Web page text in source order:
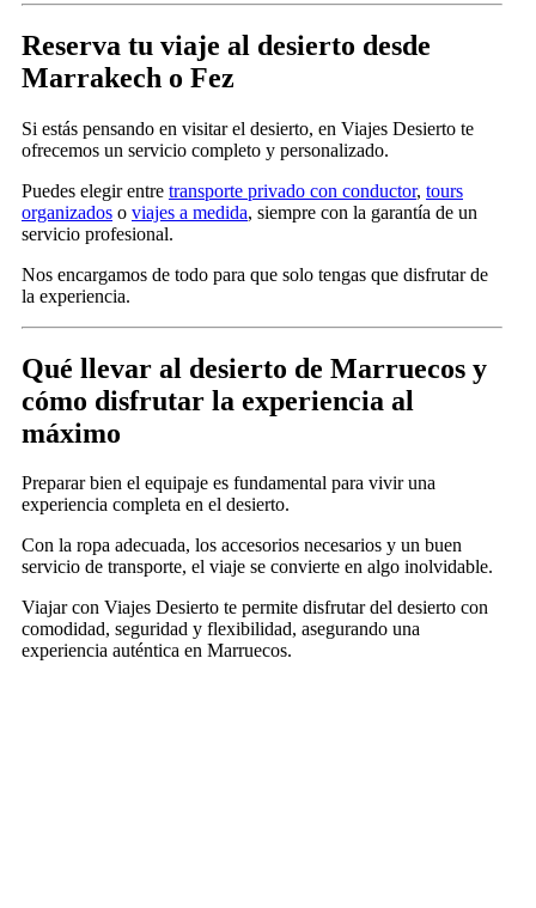
Reserva tu viaje al desierto desde
Marrakech o Fez
Si estás pensando en visitar el desierto, en Viajes Desierto te
ofrecemos un servicio completo y personalizado.
Puedes elegir entre transporte privado con conductor, tours
organizados o viajes a medida, siempre con la garantía de un
servicio profesional.
Nos encargamos de todo para que solo tengas que disfrutar de
la experiencia.
Qué llevar al desierto de Marruecos y
cómo disfrutar la experiencia al
máximo
Preparar bien el equipaje es fundamental para vivir una
experiencia completa en el desierto.
Con la ropa adecuada, los accesorios necesarios y un buen
servicio de transporte, el viaje se convierte en algo inolvidable.
Viajar con Viajes Desierto te permite disfrutar del desierto con
comodidad, seguridad y flexibilidad, asegurando una
experiencia auténtica en Marruecos.